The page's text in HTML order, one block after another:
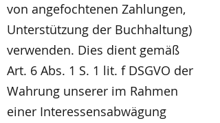
von angefochtenen Zahlungen,
Unterstützung der Buchhaltung)
verwenden. Dies dient gemäß
Art. 6 Abs. 1 S. 1 lit. f DSGVO der
Wahrung unserer im Rahmen
einer Interessensabwägung